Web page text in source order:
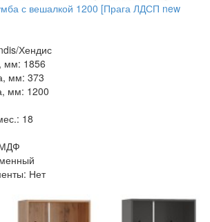
с вешалкой 1200 [Прага ЛДСП new
Хендис
мм: 1856
мм: 373
мм: 1200
18
Нет